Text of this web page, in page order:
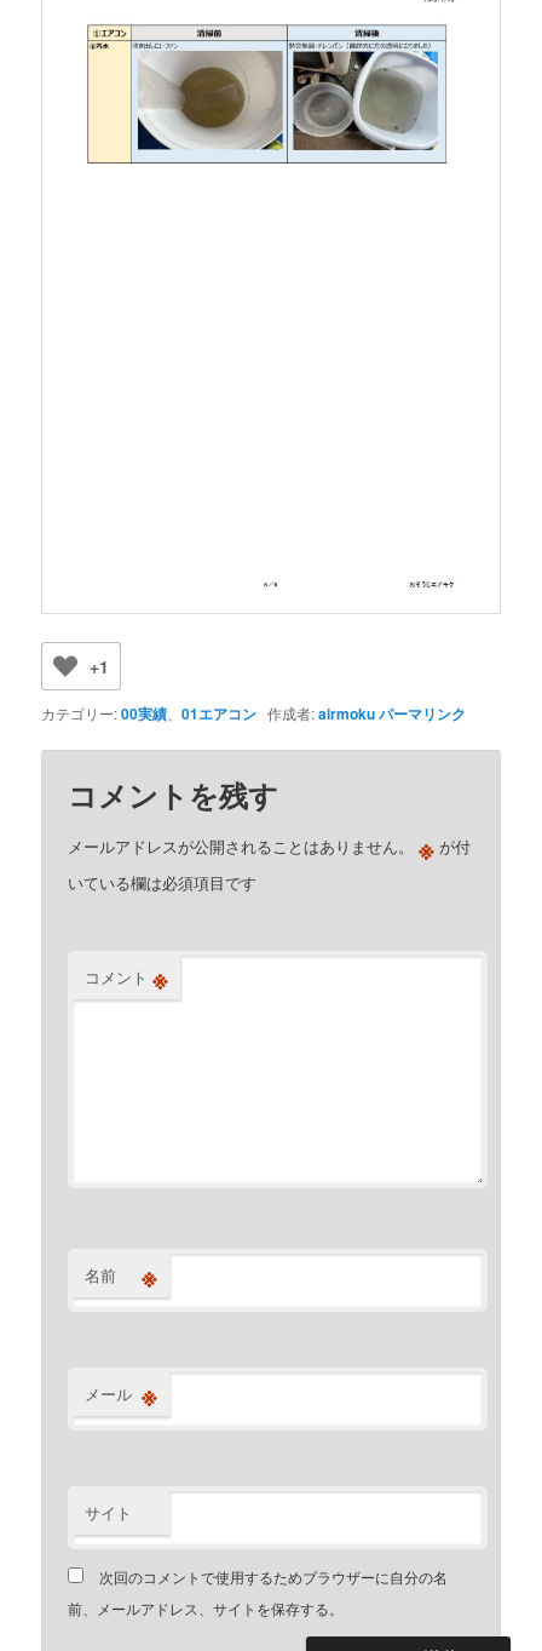
+1
カテゴリー:00実績 、01エアコン 作成者:airmokuパーマリンク
コメントを残す
メールアドレスが公開されることはありません。 ※ が付
いている欄は必須項目です
コメント ※
名前 ※
メール ※
サイト
次回のコメントで使用するためブラウザーに自分の名
前、メールアドレス、サイトを保存する。